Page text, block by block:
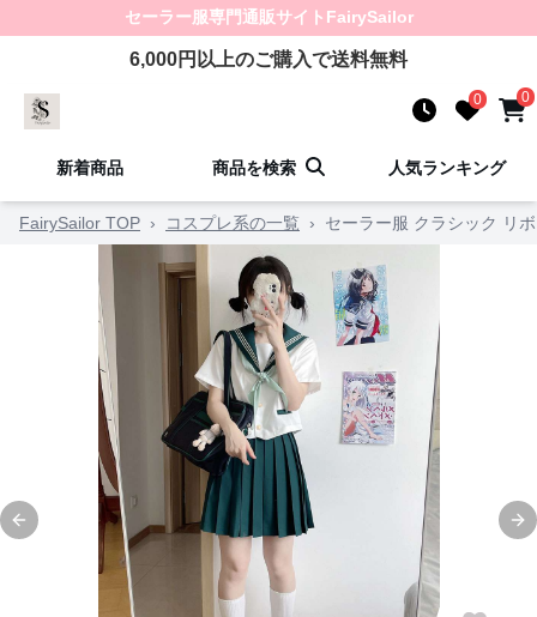
セーラー服専門通販サイト FairySailor
6,000円以上のご購入で送料無料
0 0
新着商品 商品を検索 人気ランキング
FairySailor TOP › コスプレ系の一覧 › セーラー服 クラシック リ
Previous slide